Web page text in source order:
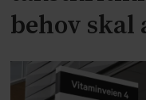
behov